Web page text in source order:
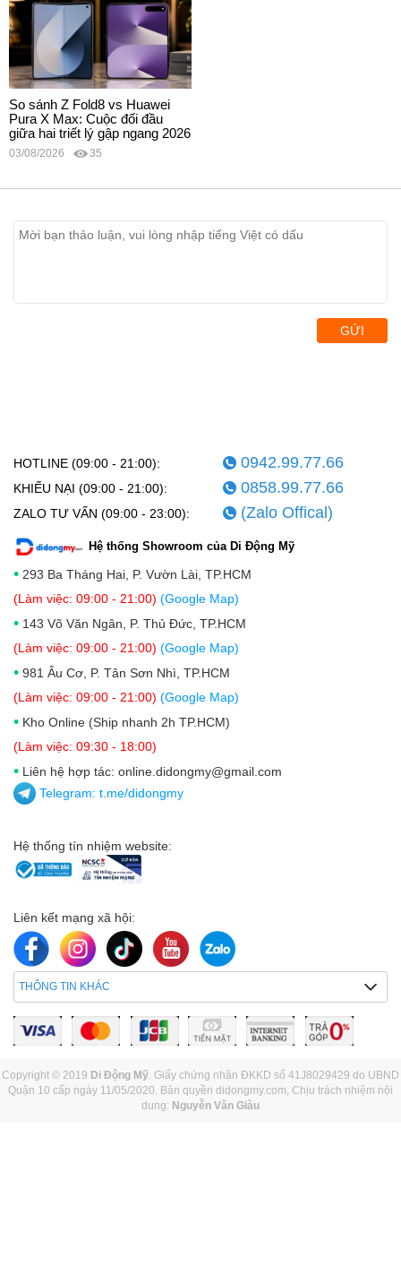
So sánh Z Fold8 vs Huawei
Pura X Max: Cuộc đối đầu
giữa hai triết lý gập ngang 2026
03/08/2026 35
GỬI
HOTLINE (09:00 - 21:00): 0942.99.77.66
KHIẾU NẠI (09:00 - 21:00): 0858.99.77.66
ZALO TƯ VẤN (09:00 - 23:00): (Zalo Offical)
Hệ thống Showroom của Di Động Mỹ
• 293 Ba Tháng Hai, P. Vườn Lài, TP.HCM
(Làm việc: 09:00 - 21:00) (Google Map)
• 143 Võ Văn Ngân, P. Thủ Đức, TP.HCM
(Làm việc: 09:00 - 21:00) (Google Map)
• 981 Âu Cơ, P. Tân Sơn Nhì, TP.HCM
(Làm việc: 09:00 - 21:00) (Google Map)
• Kho Online (Ship nhanh 2h TP.HCM)
(Làm việc: 09:30 - 18:00)
• Liên hệ hợp tác: online.didongmy@gmail.com
Telegram: t.me/didongmy
Hệ thống tín nhiệm website:
Liên kết mạng xã hội:
THÔNG TIN KHÁC
Copyright © 2019 Di Động Mỹ. Giấy chứng nhận ĐKKD số 41J8029429 do UBND
Quận 10 cấp ngày 11/05/2020. Bản quyền didongmy.com, Chịu trách nhiệm nội
dung: Nguyễn Văn Giàu